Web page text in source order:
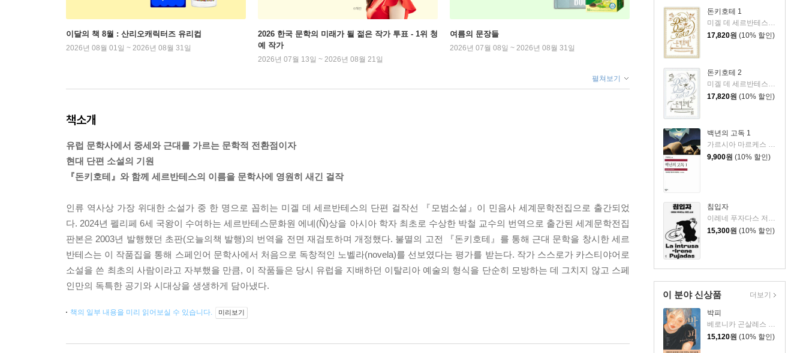
돈키호테 1
17,820원 (10% 할인)
돈키호테 2
17,820원 (10% 할인)
백년의 고독 1
가르시아 마르케스 저/조구호 역
9,900원 (10% 할인)
침입자
이레네 푸자다스 저/류영지 역
15,300원 (10% 할인)
이 분야 신상품
박피
베로니카 곤살레스 라포르테 저/최혜정 역
15,120원 (10% 할인)
더보기
이달의 책 8월 : 산리오캐릭터즈 유리컵
2026년 08월 01일 ~ 2026년 08월 31일
2026 한국 문학의 미래가 될 젊은 작가 투표 - 1위 청
예 작가
2026년 07월 13일 ~ 2026년 08월 21일
여름의 문장들
2026년 07월 08일 ~ 2026년 08월 31일
펼쳐보기
책소개
유럽 문학사에서 중세와 근대를 가르는 문학적 전환점이자
현대 단편 소설의 기원
『돈키호테』와 함께 세르반테스의 이름을 문학사에 영원히 새긴 걸작
인류 역사상 가장 위대한 소설가 중 한 명으로 꼽히는 미겔 데 세르반테스의 단편 걸작선 『모범소설』이 민음사 세계문학전집으로 출간되었
다. 2024년 펠리페 6세 국왕이 수여하는 세르반테스문화원 에녜(Ñ)상을 아시아 학자 최초로 수상한 박철 교수의 번역으로 출간된 세계문학전집
판본은 2003년 발행했던 초판(오늘의책 발행)의 번역을 전면 재검토하며 개정했다. 불멸의 고전 『돈키호테』를 통해 근대 문학을 창시한 세르
반테스는 이 작품집을 통해 스페인어 문학사에서 처음으로 독창적인 노벨라(novela)를 선보였다는 평가를 받는다. 작가 스스로가 카스티야어로
소설을 쓴 최초의 사람이라고 자부했을 만큼, 이 작품들은 당시 유럽을 지배하던 이탈리아 예술의 형식을 단순히 모방하는 데 그치지 않고 스페
인만의 독특한 공기와 시대상을 생생하게 담아냈다.
책의 일부 내용을 미리 읽어보실 수 있습니다. 미리보기